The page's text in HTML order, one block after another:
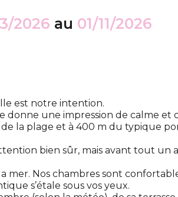
2026 au 01/11/2026
est notre intention.
donne une impression de calme et
la plage et à 400 m du typique
bien sûr, mais avant tout un
mer. Nos chambres sont
s’étale sous vos yeux.